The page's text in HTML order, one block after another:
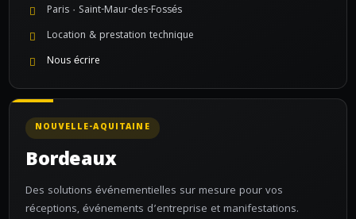
Paris · Saint-Maur-des-Fossés
Location & prestation technique
Nous écrire
NOUVELLE-AQUITAINE
Bordeaux
Des solutions événementielles sur mesure pour vos
réceptions, événements d’entreprise et manifestations.